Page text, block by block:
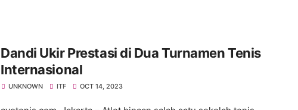
Dandi Ukir Prestasi di Dua Turnamen Tenis
Internasional
UNKNOWN ITF OCT 14, 2023